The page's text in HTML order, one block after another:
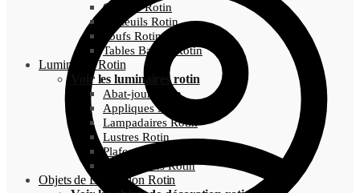
Chaises Rotin
Fauteuils Rotin
Poufs Rotin
Tables Basses Rotin
Luminaires Rotin
Voir les luminaires rotin
Abat-jour Rotin
Appliques Murales Rotin
Lampadaires Rotin
Lustres Rotin
Plafonnier Rotin
Suspensions Rotin
Objets de Décoration Rotin